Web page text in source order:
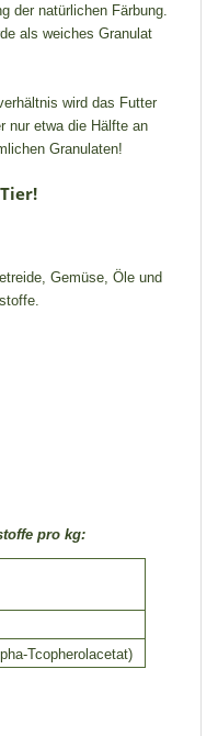
der natürlichen Färbung.
als weiches Granulat
wird das Futter
nur etwa die Hälfte an
Granulaten!
Gemüse, Öle und
pro kg:
Tcopherolacetat)